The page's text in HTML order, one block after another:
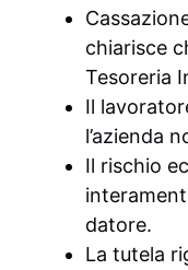
chiarisce
Tesoreria
Il
l’azienda
Il rischio
datore.
La tutela